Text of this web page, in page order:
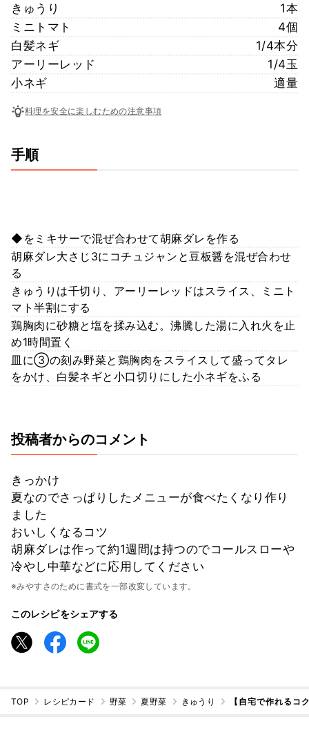
きゅうり
1本
ミニトマト
4個
白髪ネギ
1/4本分
アーリーレッド
1/4玉
小ネギ
適量
料理を安全に楽しむための注意事項
手順
◆をミキサーで混ぜ合わせて胡麻ダレを作る
胡麻ダレ大さじ3にコチュジャンと豆板醤を混ぜ合わせ
る
きゅうりは千切り、アーリーレッドはスライス、ミニト
マト半割にする
鶏胸肉に砂糖と塩を揉み込む。沸騰した湯に入れ火を止
め1時間置く
皿に③の刻み野菜と鶏胸肉をスライスして盛ってタレ
をかけ、白髪ネギと小口切りにした小ネギをふる
投稿者からのコメント
きっかけ
夏なのでさっぱりしたメニューが食べたくなり作り
ました
おいしくなるコツ
胡麻ダレは作って約1週間は持つのでコールスローや
冷やし中華などに応用してください
※みやすさのために書式を一部改変しています。
このレシピをシェアする
TOP レシピカード 野菜 夏野菜 きゅうり 【自宅で作れるコ